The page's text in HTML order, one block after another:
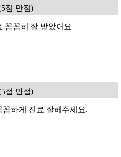
점 만점)
꼼꼼히 잘 받았어요
점 만점)
하게 진료 잘해주세요.